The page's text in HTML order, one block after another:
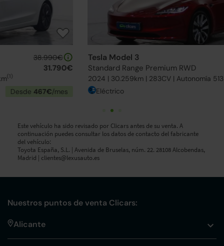
Tesla Model 3
Standard Range Premium RWD
2024 | 30.259km | 283CV | Autonomía 513km(1)
32.590€
Eléctrico
Este vehículo ha sido revisado por Clicars antes de su venta. A
continuación puedes consultar los datos de contacto del fabricante
del vehículo:
Toyota España, S.L. | Avenida de Bruselas, núm. 22. 28108 Alcobendas,
Madrid | clientes@lexusauto.es
Nuestros puntos de venta Clicars:
Alicante